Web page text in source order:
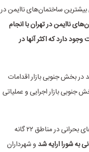
ساختمان‌های ناایمن در
ناایمن در تهران با انجام
دارد که اکثر آنها در
در بخش جنوبی بازار اقدامات
بازار اجرایی و عملیاتی
رییس کمیته ایمنی و مدیریت بحران شورای شهر تهران نیز به شناسایی ساختمان‌های بحرانی در مناطق ۲۲ گانه
به شورا ارایه شد و شهرداران